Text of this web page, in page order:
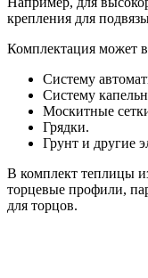
крепления для
Комплектация может
Систему
Систему
Москитные
Грядки.
Грунт и другие
В комплект теплицы
торцевые профили,
для торцов.